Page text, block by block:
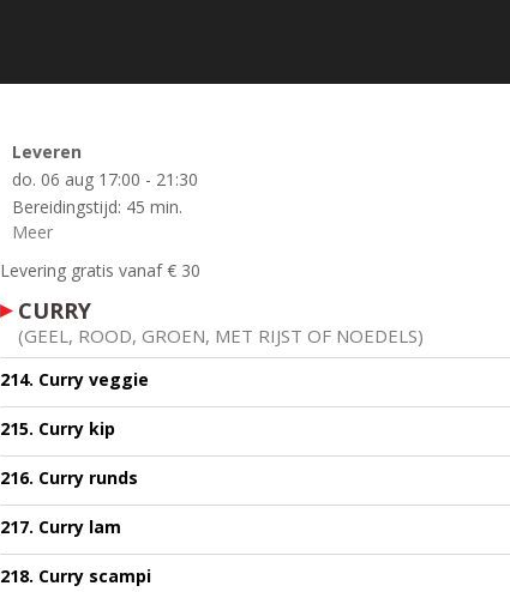
Leveren
do. 06 aug 17:00 - 21:30
Bereidingstijd: 45 min.
Meer
Levering gratis vanaf € 30
CURRY
(GEEL, ROOD, GROEN, MET RIJST OF NOEDELS)
214. Curry veggie
215. Curry kip
216. Curry runds
217. Curry lam
218. Curry scampi